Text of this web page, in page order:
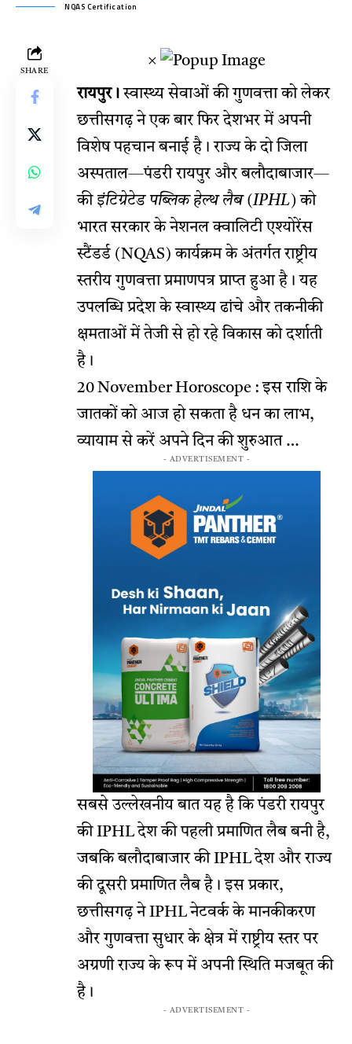
NQAS Certification
SHARE
×
रायपुर। स्वास्थ्य सेवाओं की गुणवत्ता को लेकर
छत्तीसगढ़ ने एक बार फिर देशभर में अपनी
विशेष पहचान बनाई है। राज्य के दो जिला
अस्पताल—पंडरी रायपुर और बलौदाबाजार—
की इंटिग्रेटेड पब्लिक हेल्थ लैब (IPHL) को
भारत सरकार के नेशनल क्वालिटी एश्योरेंस
स्टैंडर्ड (NQAS) कार्यक्रम के अंतर्गत राष्ट्रीय
स्तरीय गुणवत्ता प्रमाणपत्र प्राप्त हुआ है। यह
उपलब्धि प्रदेश के स्वास्थ्य ढांचे और तकनीकी
क्षमताओं में तेजी से हो रहे विकास को दर्शाती
है।
20 November Horoscope : इस राशि के
जातकों को आज हो सकता है धन का लाभ,
व्यायाम से करें अपने दिन की शुरुआत …
- ADVERTISEMENT -
सबसे उल्लेखनीय बात यह है कि पंडरी रायपुर
की IPHL देश की पहली प्रमाणित लैब बनी है,
जबकि बलौदाबाजार की IPHL देश और राज्य
की दूसरी प्रमाणित लैब है। इस प्रकार,
छत्तीसगढ़ ने IPHL नेटवर्क के मानकीकरण
और गुणवत्ता सुधार के क्षेत्र में राष्ट्रीय स्तर पर
अग्रणी राज्य के रूप में अपनी स्थिति मजबूत की
है।
- ADVERTISEMENT -